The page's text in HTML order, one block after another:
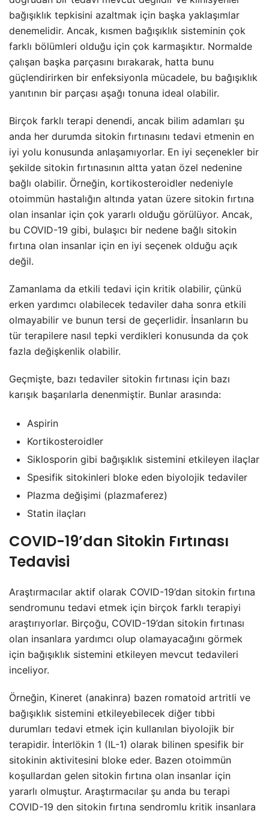
bağışıklık tepkisini azaltmak için başka yaklaşımlar
denemelidir. Ancak, kısmen bağışıklık sisteminin çok
farklı bölümleri olduğu için çok karmaşıktır. Normalde
çalışan başka parçasını bırakarak, hatta bunu
güçlendirirken bir enfeksiyonla mücadele, bu bağışıklık
yanıtının bir parçası aşağı tonuna ideal olabilir.
Birçok farklı terapi denendi, ancak bilim adamları şu
anda her durumda sitokin fırtınasını tedavi etmenin en
iyi yolu konusunda anlaşamıyorlar. En iyi seçenekler bir
şekilde sitokin fırtınasının altta yatan özel nedenine
bağlı olabilir. Örneğin, kortikosteroidler nedeniyle
otoimmün hastalığın altında yatan üzere sitokin fırtına
olan insanlar için çok yararlı olduğu görülüyor. Ancak,
bu COVID-19 gibi, bulaşıcı bir nedene bağlı sitokin
fırtına olan insanlar için en iyi seçenek olduğu açık
değil.
Zamanlama da etkili tedavi için kritik olabilir, çünkü
erken yardımcı olabilecek tedaviler daha sonra etkili
olmayabilir ve bunun tersi de geçerlidir. İnsanların bu
tür terapilere nasıl tepki verdikleri konusunda da çok
fazla değişkenlik olabilir.
Geçmişte, bazı tedaviler sitokin fırtınası için bazı
karışık başarılarla denenmiştir. Bunlar arasında:
Aspirin
Kortikosteroidler
Siklosporin gibi bağışıklık sistemini etkileyen ilaçlar
Spesifik sitokinleri bloke eden biyolojik tedaviler
Plazma değişimi (plazmaferez)
Statin ilaçları
COVID-19’dan Sitokin Fırtınası
Tedavisi
Araştırmacılar aktif olarak COVID-19’dan sitokin fırtına
sendromunu tedavi etmek için birçok farklı terapiyi
araştırıyorlar. Birçoğu, COVID-19’dan sitokin fırtınası
olan insanlara yardımcı olup olamayacağını görmek
için bağışıklık sistemini etkileyen mevcut tedavileri
inceliyor.
Örneğin, Kineret (anakinra) bazen romatoid artritli ve
bağışıklık sistemini etkileyebilecek diğer tıbbi
durumları tedavi etmek için kullanılan biyolojik bir
terapidir. İnterlökin 1 (IL-1) olarak bilinen spesifik bir
sitokinin aktivitesini bloke eder. Bazen otoimmün
koşullardan gelen sitokin fırtına olan insanlar için
yararlı olmuştur. Araştırmacılar şu anda bu terapi
COVID-19 den sitokin fırtına sendromlu kritik insanlara